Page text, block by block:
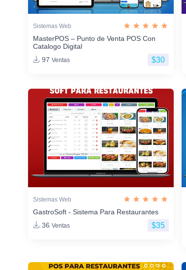
Sistemas Web
MasterPOS – Punto de Venta POS Con
Catalogo Digital
97 Ventas $30
Sistemas Web
GastroSoft - Sistema Para Restaurantes
36 Ventas $35